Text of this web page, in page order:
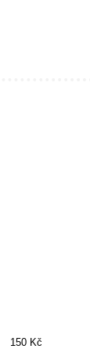
150 Kč